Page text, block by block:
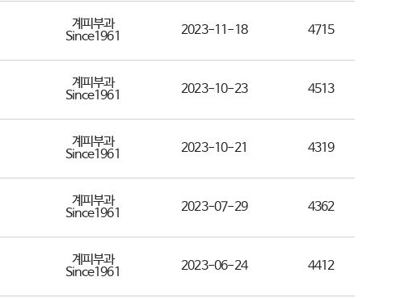
계피부과
Since1961
2023-11-18 4715
계피부과
Since1961
2023-10-23 4513
계피부과
Since1961
2023-10-21 4319
계피부과
Since1961
2023-07-29 4362
계피부과
Since1961
2023-06-24 4412